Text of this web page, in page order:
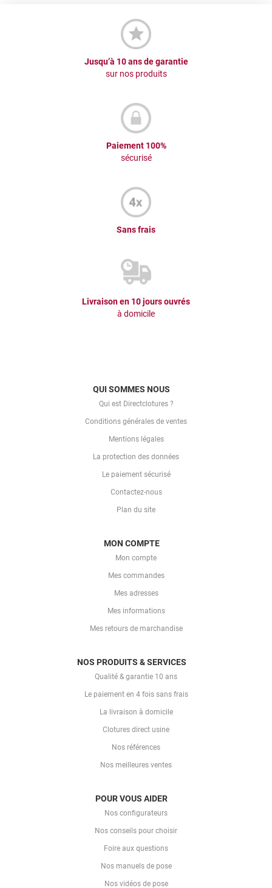
Jusqu’à 10 ans de garantie
sur nos produits
Paiement 100%
sécurisé
Sans frais
Livraison en 10 jours ouvrés
à domicile
QUI SOMMES NOUS
Qui est Directclotures ?
Conditions générales de ventes
Mentions légales
La protection des données
Le paiement sécurisé
Contactez-nous
Plan du site
MON COMPTE
Mon compte
Mes commandes
Mes adresses
Mes informations
Mes retours de marchandise
NOS PRODUITS & SERVICES
Qualité & garantie 10 ans
Le paiement en 4 fois sans frais
La livraison à domicile
Clotures direct usine
Nos références
Nos meilleures ventes
POUR VOUS AIDER
Nos configurateurs
Nos conseils pour choisir
Foire aux questions
Nos manuels de pose
Nos vidéos de pose